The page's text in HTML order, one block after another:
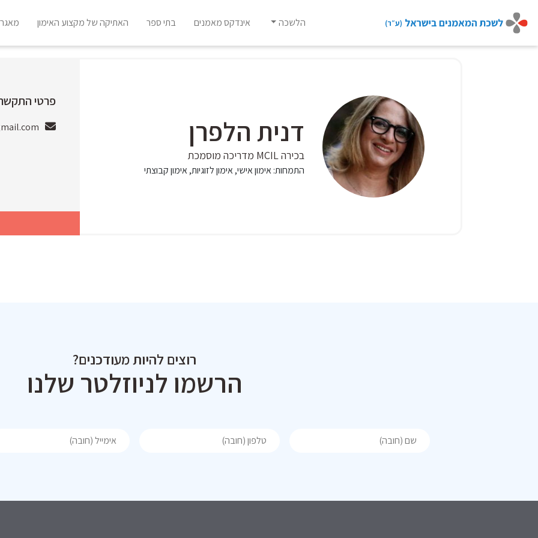
to
הלשכה אינדקס מאמנים בתי ספר האתיקה של מקצוע האימון
דנית הלפרן
בכירה MCIL מדריכה מוסמכת
התמחות:אימון אישי, אימון לזוגיות, אימון קבוצתי
פרטי
רוצים להיות מעודכנים?
הרשמו לניוזלטר שלנו